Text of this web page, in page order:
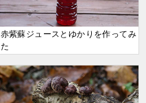
赤紫蘇ジュースとゆかりを作ってみ
た